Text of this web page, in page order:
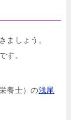
ましょう。
す。
養士）の浅尾